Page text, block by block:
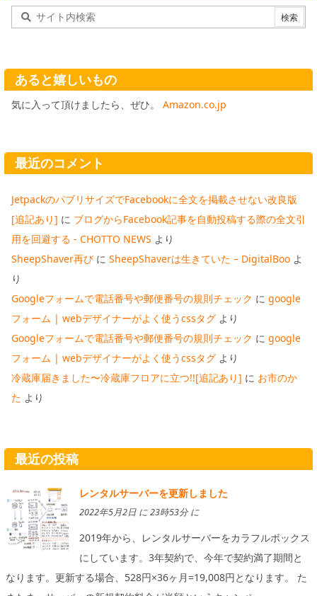
あると嬉しいもの
気に入って頂けましたら、ぜひ。 Amazon.co.jp
最近のコメント
JetpackのパブリサイズでFacebookに全文を掲載させない改良版
[追記あり] に ブログからFacebook記事を自動投稿する際の全文引
用を回避する - CHOTTO NEWS より
SheepShaver再び に SheepShaverは生きていた – DigitalBoo よ
り
Googleフォームで電話番号や郵便番号の規則チェック に google
フォーム | webデザイナーがよく使うcssタグ より
Googleフォームで電話番号や郵便番号の規則チェック に google
フォーム | webデザイナーがよく使うcssタグ より
冷蔵庫届きました〜冷蔵庫フロアに立つ!![追記あり] に お市のか
た より
最近の投稿
レンタルサーバーを更新しました
2022年5月2日 に 23時53分 に
2019年から、レンタルサーバーをカラフルボックス
にしています。3年契約で、今年で契約満了期間と
なります。更新する場合、528円×36ヶ月=19,008円となります。 た